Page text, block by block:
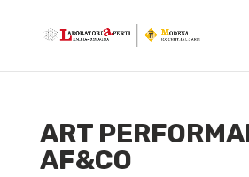
ART
AF&CO